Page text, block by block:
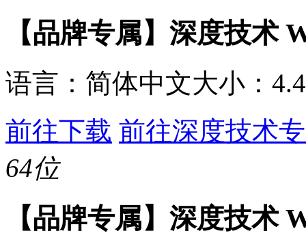
【品牌专属】深度技术
语言： 简体中文大小：
前往下载 前往深度技术
64位
【品牌专属】深度技术